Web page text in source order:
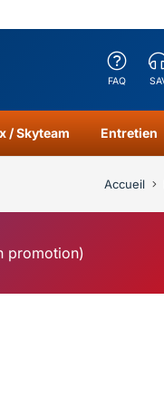
FAQ
/ Skyteam Entretien
Accueil
promotion)